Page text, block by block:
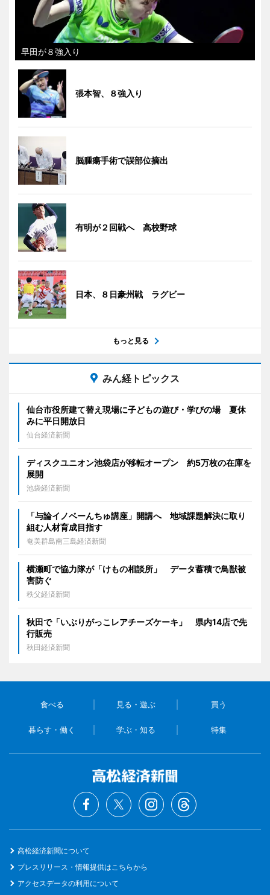
早田が８強入り
張本智、８強入り
脳腫瘍手術で誤部位摘出
有明が２回戦へ 高校野球
日本、８日豪州戦 ラグビー
もっと見る
みん経トピックス
仙台市役所建て替え現場に子どもの遊び・学びの場 夏休
みに平日開放日
仙台経済新聞
ディスクユニオン池袋店が移転オープン 約5万枚の在庫を
展開
池袋経済新聞
「与論イノベーんちゅ講座」開講へ 地域課題解決に取り
組む人材育成目指す
奄美群島南三島経済新聞
横瀬町で協力隊が「けもの相談所」 データ蓄積で鳥獣被
害防ぐ
秩父経済新聞
秋田で「いぶりがっこレアチーズケーキ」 県内14店で先
行販売
秋田経済新聞
食べる 見る・遊ぶ 買う
暮らす・働く 学ぶ・知る 特集
高松経済新聞について
プレスリリース・情報提供はこちらから
アクセスデータの利用について